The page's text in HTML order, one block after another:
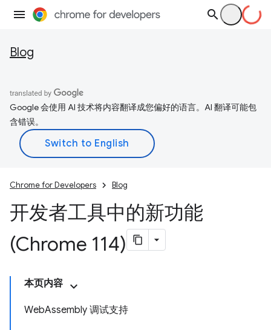
Blog
Google 会使用 AI 技术将内容翻译成您偏好的语言。AI 翻译可能包
含错误。
Chrome for Developers Blog
开发者工具中的新功能
(Chrome 114)
本页内容
WebAssembly 调试支持